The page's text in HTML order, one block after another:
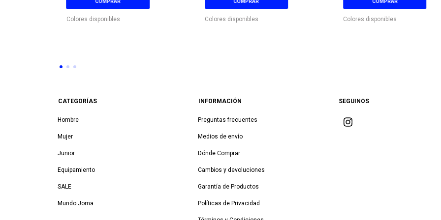
COMPRAR
Colores disponibles
COMPRAR
Colores disponibles
COMPRAR
Colores disponibles
CATEGORÍAS
Hombre
Mujer
Junior
Equipamiento
SALE
Mundo Joma
INFORMACIÓN
Preguntas frecuentes
Medios de envío
Dónde Comprar
Cambios y devoluciones
Garantía de Productos
Políticas de Privacidad
SEGUINOS